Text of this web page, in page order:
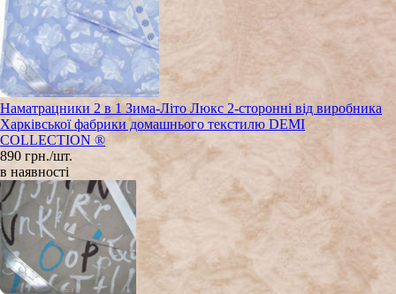
Наматрацники 2 в 1 Зима-Літо Люкс 2-сторонні від виробника
Харківської фабрики домашнього текстилю DEMI
COLLECTION ®
890 грн./шт.
в наявності